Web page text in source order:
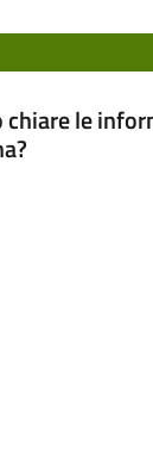
chiare le